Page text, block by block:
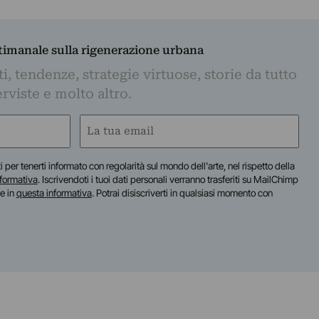
sulla rigenerazione urbana
tendenze, strategie virtuose, storie da tutto
e molto altro.
Email
tenerti informato con regolarità sul mondo dell'arte, nel rispetto della
. Iscrivendoti i tuoi dati personali verranno trasferiti su MailChimp
inquesta informativa. Potrai disiscriverti in qualsiasi momento con